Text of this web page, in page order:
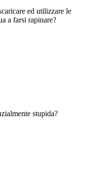
ed utilizzare le
a farsi rapinare?
stupida?